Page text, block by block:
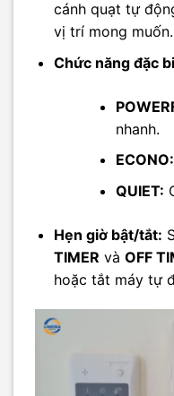
cánh quạt tự
vị trí mong muốn.
Chức năng đặc
nhanh.
ECONO:
QUIET:
Hẹn giờ bật/tắt:
TIMER và OFF
hoặc tắt máy tự